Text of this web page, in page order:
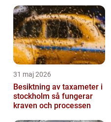
31 maj 2026
Besiktning av taxameter i
stockholm så fungerar
kraven och processen